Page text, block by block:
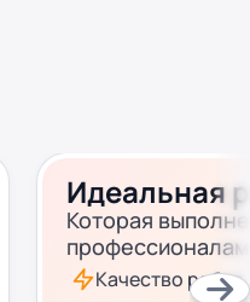
Идеальная
Которая
Качество работ